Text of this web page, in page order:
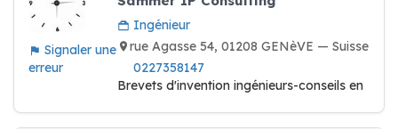
Signaler une
erreur
Ingénieur
rue Agasse 54, 01208 GENèVE — Suisse
0227358147
Brevets d'invention ingénieurs-conseils en